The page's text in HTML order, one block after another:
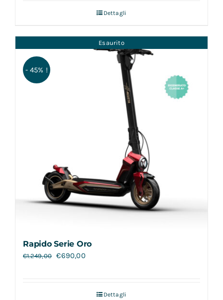
Dettagli
Esaurito
- 45% !
Rapido Serie Oro
€1.249,00 €690,00
Dettagli